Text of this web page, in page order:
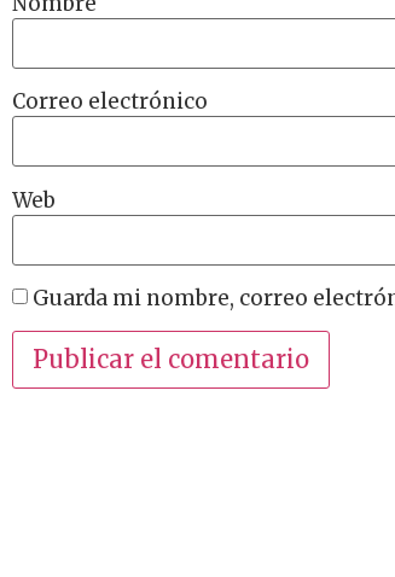
Correo electrónico
Web
Guarda mi nombre, correo